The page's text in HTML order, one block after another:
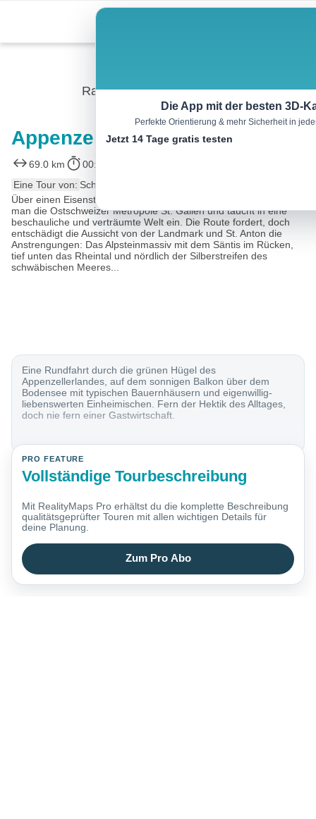
content
Radtour
Appenzeller Route
69.0 km 00:00 h
Eine Tour von: SchweizMobil
Über einen Eisensteg, 100 Meter hoch über der Sitter, verlässt
man die Ostschweizer Metropole St. Gallen und taucht in eine
beschauliche und verträumte Welt ein. Die Route fordert, doch
entschädigt die Aussicht von der Landmark und St. Anton die
Anstrengungen: Das Alpsteinmassiv mit dem Säntis im Rücken,
tief unten das Rheintal und nördlich der Silberstreifen des
schwäbischen Meeres...
Eine Rundfahrt durch die grünen Hügel des
Appenzellerlandes, auf dem sonnigen Balkon über dem
Bodensee mit typischen Bauernhäusern und eigenwillig-
liebenswerten Einheimischen. Fern der Hektik des Alltages,
doch nie fern einer Gastwirtschaft.
PRO FEATURE
Vollständige Tourbeschreibung
Mit RealityMaps Pro erhältst du die komplette Beschreibung
qualitätsgeprüfter Touren mit allen wichtigen Details für
deine Planung.
Zum Pro Abo
Die App mit der besten 3D-
Perfekte Orientierung & mehr Sicherheit in
Jetzt 14 Tage gratis testen